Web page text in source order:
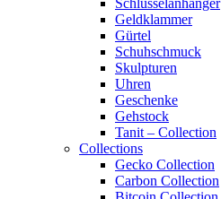
Geldklammer
Gürtel
Schuhschmuck
Skulpturen
Uhren
Geschenke
Gehstock
Tanit – Collection
Collections
Gecko Collection
Carbon Collection